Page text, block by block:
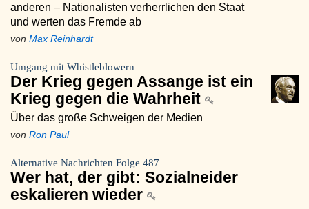
anderen – Nationalisten verherrlichen den Staat
und werten das Fremde ab
von Max Reinhardt
Umgang mit Whistleblowern
Der Krieg gegen Assange ist ein
Krieg gegen die Wahrheit
Über das große Schweigen der Medien
von Ron Paul
Alternative Nachrichten Folge 487
Wer hat, der gibt: Sozialneider
eskalieren wieder